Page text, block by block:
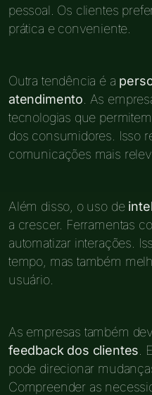
pessoal. Os clientes
prática e conveniente.
Outra tendência é a
atendimento . As
tecnologias que
dos consumidores. Isso
comunicações mais
Além disso, o uso de
a crescer. Ferramentas
automatizar interações.
tempo, mas também
usuário.
As empresas também
feedback dos clientes .
pode direcionar
Compreender as